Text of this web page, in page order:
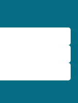
arhivs/2369?sp